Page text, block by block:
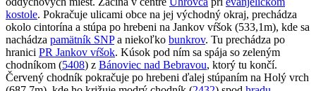
kostole. Pokračuje ulicami obce na jej východný okraj, prechádza
okolo cintorína a stúpa po hrebeni na Jankov vŕšok (533,1m), kde sa
nachádza pamätník SNPa niekoľko bunkrov. Tu prechádza po
hranici PR Jankov vŕšok. Kúsok pod ním sa spája so zeleným
chodníkom (5408) z Bánoviec nad Bebravou, ktorý tu končí.
Červený chodník pokračuje po hrebeni ďalej stúpaním na Holý vrch